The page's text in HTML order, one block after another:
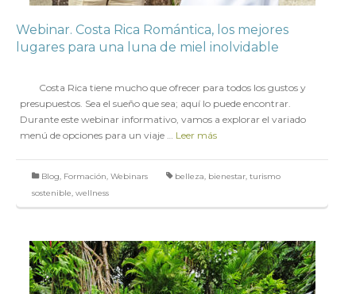
Webinar. Costa Rica Romántica, los mejores
lugares para una luna de miel inolvidable
Costa Rica tiene mucho que ofrecer para todos los gustos y
presupuestos. Sea el sueño que sea; aquí lo puede encontrar.
Durante este webinar informativo, vamos a explorar el variado
menú de opciones para un viaje … Leer más
Blog Formación Webinars belleza bienestar turismo
sostenible wellness